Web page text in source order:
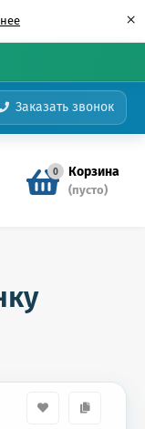
×
Заказать звонок
0 Корзина
(пусто)